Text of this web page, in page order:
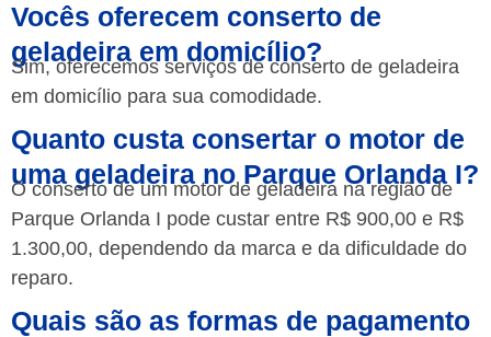
Vocês oferecem conserto de
geladeira em domicílio?
Sim, oferecemos serviços de conserto de geladeira
em domicílio para sua comodidade.
Quanto custa consertar o motor de
uma geladeira no Parque Orlanda I?
O conserto de um motor de geladeira na região de
Parque Orlanda I pode custar entre R$ 900,00 e R$
1.300,00, dependendo da marca e da dificuldade do
reparo.
Quais são as formas de pagamento